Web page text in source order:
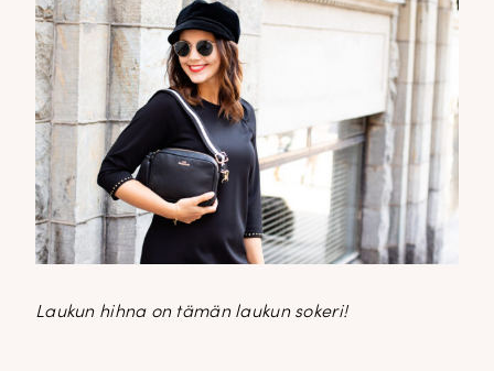
Laukun hihna on tämän laukun sokeri!